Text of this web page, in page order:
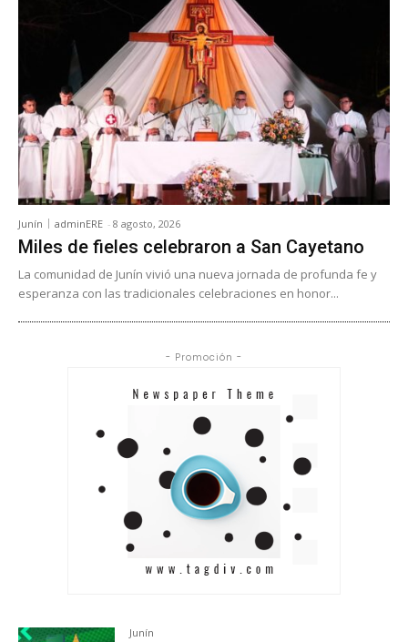
Junín adminERE - 8 agosto, 2026
Miles de fieles celebraron a San Cayetano
La comunidad de Junín vivió una nueva jornada de profunda fe y
esperanza con las tradicionales celebraciones en honor...
- Promoción -
Junín